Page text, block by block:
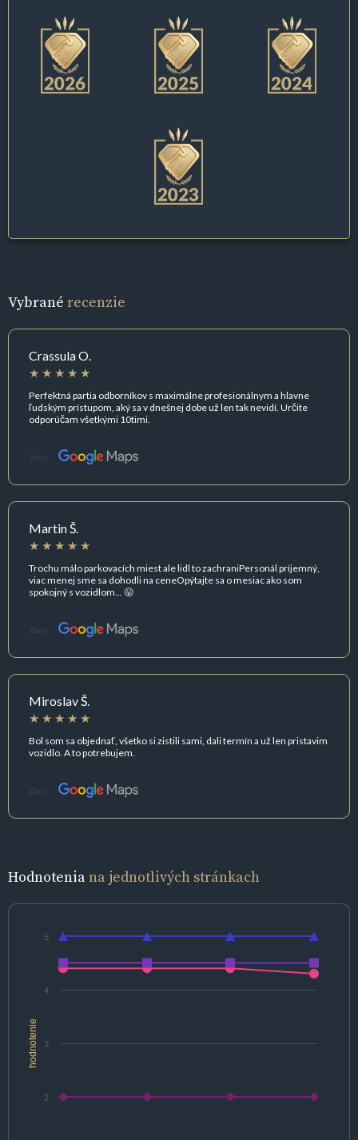
Vybrané recenzie
Crassula O.
Perfektná partia odborníkov s maximálne profesionálnym a hlavne
ľudským prístupom, aký sa v dnešnej dobe už len tak nevidí. Určite
odporúčam všetkými 10timi.
Zdroj:
Martin Š.
Trochu málo parkovacích miest ale lidl to zachraniPersonál príjemný,
viac menej sme sa dohodli na ceneOpýtajte sa o mesiac ako som
spokojný s vozidlom... 😛
Zdroj:
Miroslav Š.
Bol som sa objednať, všetko si zistili sami, dali termín a už len pristavim
vozidlo. A to potrebujem.
Zdroj:
Hodnoteniana jednotlivých stránkach
hodnotenie
2
3
4
5